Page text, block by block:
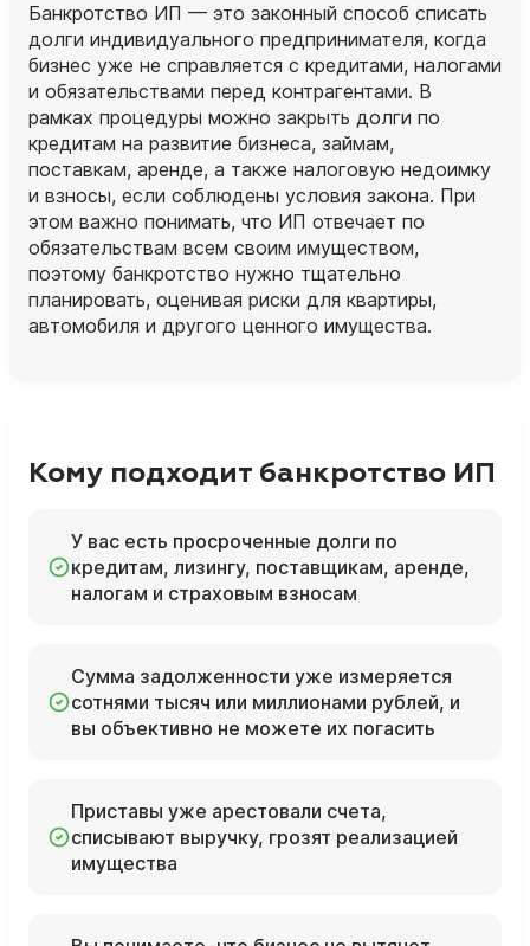
Банкротство ИП — это законный способ списать
долги индивидуального предпринимателя, когда
бизнес уже не справляется с кредитами, налогами
и обязательствами перед контрагентами. В
рамках процедуры можно закрыть долги по
кредитам на развитие бизнеса, займам,
поставкам, аренде, а также налоговую недоимку
и взносы, если соблюдены условия закона. При
этом важно понимать, что ИП отвечает по
обязательствам всем своим имуществом,
поэтому банкротство нужно тщательно
планировать, оценивая риски для квартиры,
автомобиля и другого ценного имущества.
Кому подходит банкротство ИП
У вас есть просроченные долги по
кредитам, лизингу, поставщикам, аренде,
налогам и страховым взносам
Сумма задолженности уже измеряется
сотнями тысяч или миллионами рублей, и
вы объективно не можете их погасить
Приставы уже арестовали счета,
списывают выручку, грозят реализацией
имущества